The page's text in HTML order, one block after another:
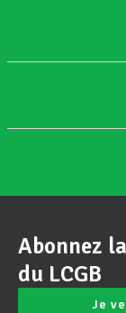
Abonnez
du LCGB
Je